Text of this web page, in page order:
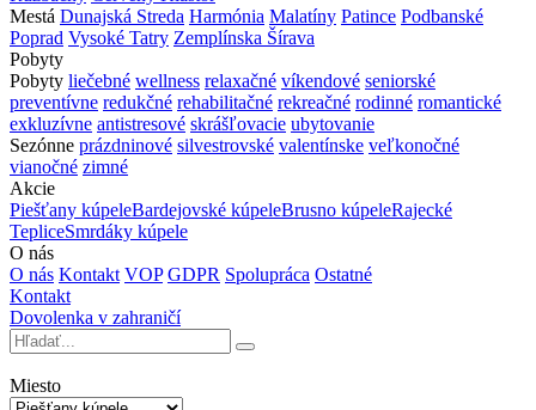
Mestá Dunajská Streda Harmónia Malatíny Patince Podbanské
Poprad Vysoké Tatry Zemplínska Šírava
Pobyty
Pobyty liečebné wellness relaxačné víkendové seniorské
preventívne redukčné rehabilitačné rekreačné rodinné romantické
exkluzívne antistresové skrášľovacie ubytovanie
Sezónne prázdninové silvestrovské valentínske veľkonočné
vianočné zimné
Akcie
Piešťany kúpeleBardejovské kúpeleBrusno kúpeleRajecké
TepliceSmrdáky kúpele
O nás
O nás Kontakt VOP GDPR Spolupráca Ostatné
Kontakt
Dovolenka v zahraničí
Miesto